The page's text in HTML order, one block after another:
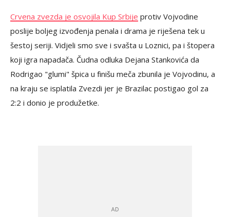
Crvena zvezda je osvojila Kup Srbije protiv Vojvodine
poslije boljeg izvođenja penala i drama je riješena tek u
šestoj seriji. Vidjeli smo sve i svašta u Loznici, pa i štopera
koji igra napadača. Čudna odluka Dejana Stankovića da
Rodrigao "glumi" špica u finišu meča zbunila je Vojvodinu, a
na kraju se isplatila Zvezdi jer je Brazilac postigao gol za
2:2 i donio je produžetke.